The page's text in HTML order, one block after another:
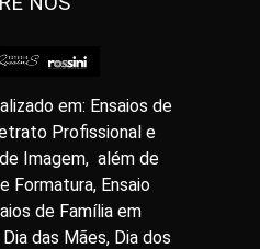
em: Ensaios de
Profissional e
Imagem, além de
Formatura, Ensaio
de Família em
das Mães, Dia dos